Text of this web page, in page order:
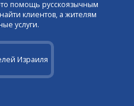
помощь русскоязычным
клиентов, а жителям
услуги.
Израиля